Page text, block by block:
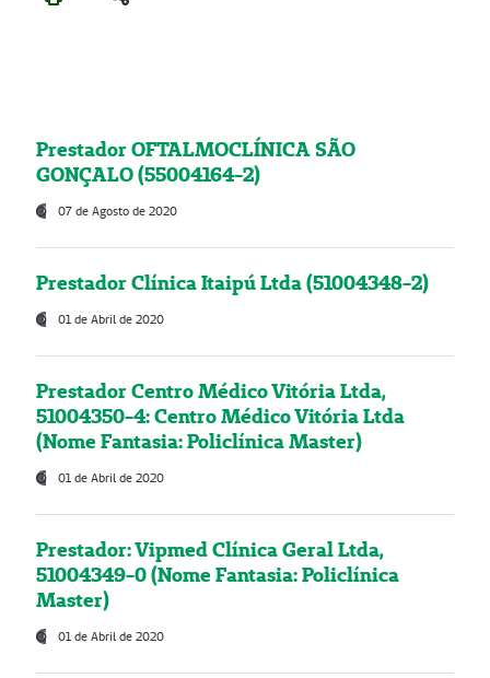
Prestador OFTALMOCLÍNICA SÃO
GONÇALO (55004164-2)
07 de Agosto de 2020
Prestador Clínica Itaipú Ltda (51004348-2)
01 de Abril de 2020
Prestador Centro Médico Vitória Ltda,
51004350-4: Centro Médico Vitória Ltda
(Nome Fantasia: Policlínica Master)
01 de Abril de 2020
Prestador: Vipmed Clínica Geral Ltda,
51004349-0 (Nome Fantasia: Policlínica
Master)
01 de Abril de 2020